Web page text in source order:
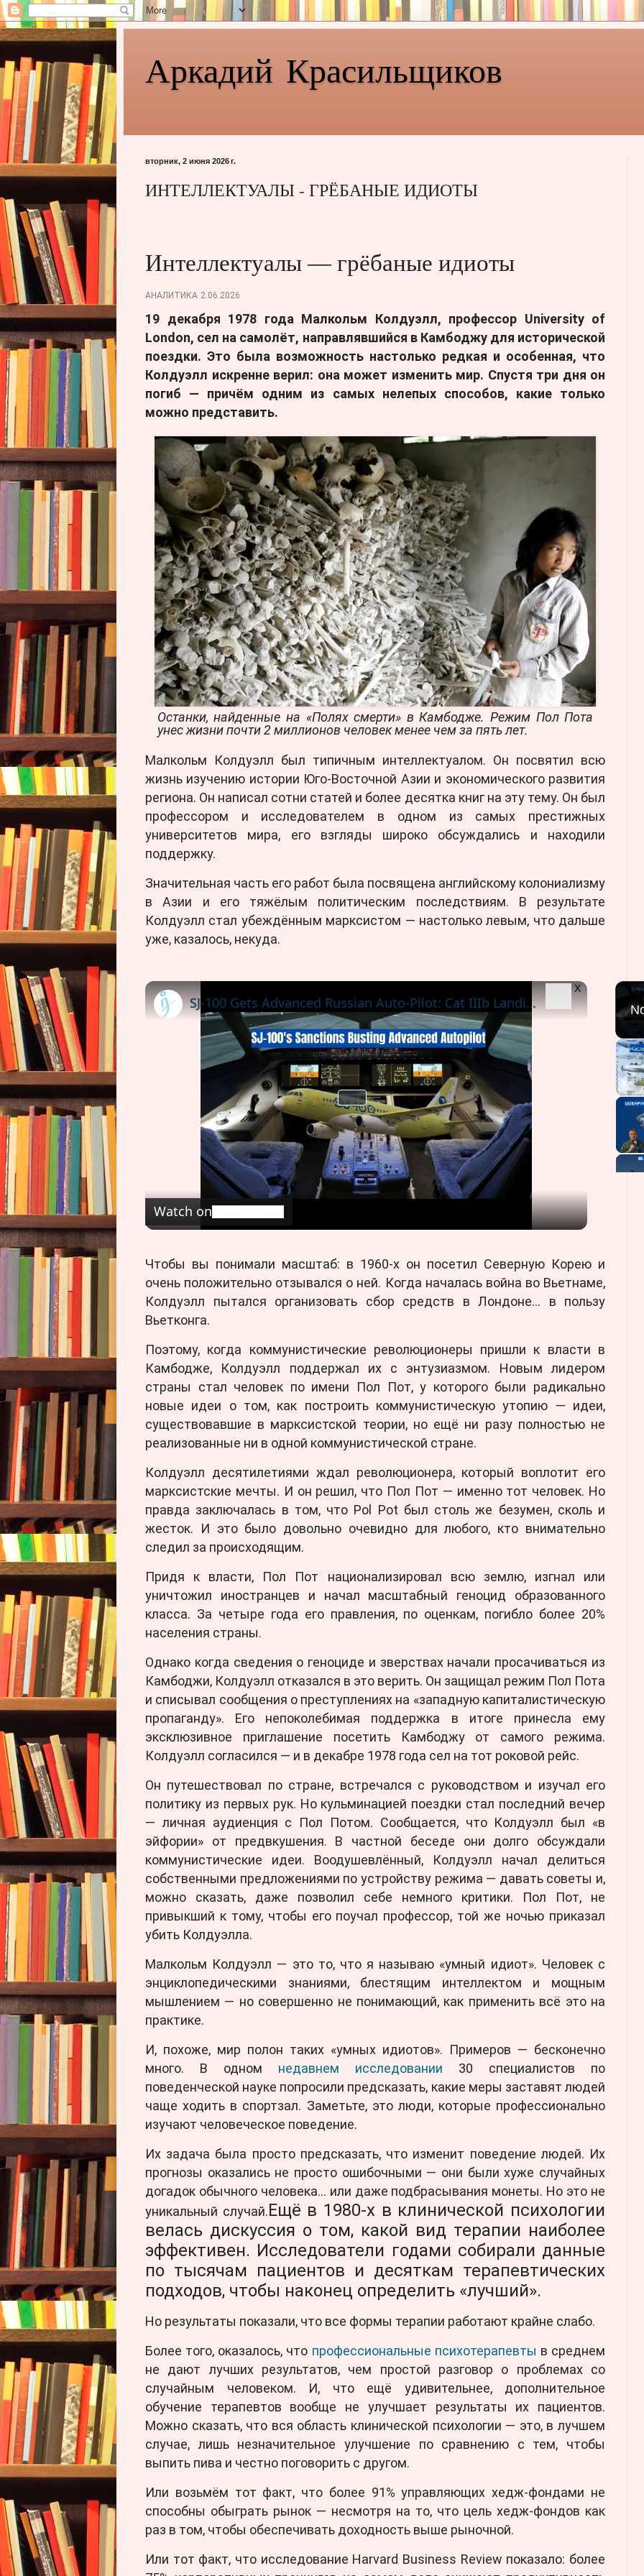
Аркадий Красильщиков
вторник, 2 июня 2026 г.
ИНТЕЛЛЕКТУАЛЫ - ГРЁБАНЫЕ ИДИОТЫ
Интеллектуалы — грёбаные идиоты
АНАЛИТИКА 2.06.2026
19 декабря 1978 года Малкольм Колдуэлл, профессор University of
London, сел на самолёт, направлявшийся в Камбоджу для исторической
поездки. Это была возможность настолько редкая и особенная, что
Колдуэлл искренне верил: она может изменить мир. Спустя три дня он
погиб — причём одним из самых нелепых способов, какие только
можно представить.
Останки, найденные на «Полях смерти» в Камбодже. Режим Пол Пота
унес жизни почти 2 миллионов человек менее чем за пять лет.
Малкольм Колдуэлл был типичным интеллектуалом. Он посвятил всю
жизнь изучению истории Юго-Восточной Азии и экономического развития
региона. Он написал сотни статей и более десятка книг на эту тему. Он был
профессором и исследователем в одном из самых престижных
университетов мира, его взгляды широко обсуждались и находили
поддержку.
Значительная часть его работ была посвящена английскому колониализму
в Азии и его тяжёлым политическим последствиям. В результате
Колдуэлл стал убеждённым марксистом — настолько левым, что дальше
уже, казалось, некуда.
x
P
l
a
y
V
i
o
SJ-100 Gets Advanced Russian Auto-Pilot: Cat IIIb Landings & More
Watch on
Чтобы вы понимали масштаб: в 1960-х он посетил Северную Корею и
очень положительно отзывался о ней. Когда началась война во Вьетнаме,
Колдуэлл пытался организовать сбор средств в Лондоне… в пользу
Вьетконга.
Поэтому, когда коммунистические революционеры пришли к власти в
Камбодже, Колдуэлл поддержал их с энтузиазмом. Новым лидером
страны стал человек по имени Пол Пот, у которого были радикально
новые идеи о том, как построить коммунистическую утопию — идеи,
существовавшие в марксистской теории, но ещё ни разу полностью не
реализованные ни в одной коммунистической стране.
Колдуэлл десятилетиями ждал революционера, который воплотит его
марксистские мечты. И он решил, что Пол Пот — именно тот человек. Но
правда заключалась в том, что Pol Pot был столь же безумен, сколь и
жесток. И это было довольно очевидно для любого, кто внимательно
следил за происходящим.
Придя к власти, Пол Пот национализировал всю землю, изгнал или
уничтожил иностранцев и начал масштабный геноцид образованного
класса. За четыре года его правления, по оценкам, погибло более 20%
населения страны.
Однако когда сведения о геноциде и зверствах начали просачиваться из
Камбоджи, Колдуэлл отказался в это верить. Он защищал режим Пол Пота
и списывал сообщения о преступлениях на «западную капиталистическую
пропаганду». Его непоколебимая поддержка в итоге принесла ему
эксклюзивное приглашение посетить Камбоджу от самого режима.
Колдуэлл согласился — и в декабре 1978 года сел на тот роковой рейс.
Он путешествовал по стране, встречался с руководством и изучал его
политику из первых рук. Но кульминацией поездки стал последний вечер
— личная аудиенция с Пол Потом. Сообщается, что Колдуэлл был «в
эйфории» от предвкушения. В частной беседе они долго обсуждали
коммунистические идеи. Воодушевлённый, Колдуэлл начал делиться
собственными предложениями по устройству режима — давать советы и,
можно сказать, даже позволил себе немного критики. Пол Пот, не
привыкший к тому, чтобы его поучал профессор, той же ночью приказал
убить Колдуэлла.
Малкольм Колдуэлл — это то, что я называю «умный идиот». Человек с
энциклопедическими знаниями, блестящим интеллектом и мощным
мышлением — но совершенно не понимающий, как применить всё это на
практике.
И, похоже, мир полон таких «умных идиотов». Примеров — бесконечно
много. В одном недавнем исследовании 30 специалистов по
поведенческой науке попросили предсказать, какие меры заставят людей
чаще ходить в спортзал. Заметьте, это люди, которые профессионально
изучают человеческое поведение.
Их задача была просто предсказать, что изменит поведение людей. Их
прогнозы оказались не просто ошибочными — они были хуже случайных
догадок обычного человека… или даже подбрасывания монеты. Но это не
уникальный случай.Ещё в 1980-х в клинической психологии
велась дискуссия о том, какой вид терапии наиболее
эффективен. Исследователи годами собирали данные
по тысячам пациентов и десяткам терапевтических
подходов, чтобы наконец определить «лучший».
Но результаты показали, что все формы терапии работают крайне слабо.
Более того, оказалось, что профессиональные психотерапевты в среднем
не дают лучших результатов, чем простой разговор о проблемах со
случайным человеком. И, что ещё удивительнее, дополнительное
обучение терапевтов вообще не улучшает результаты их пациентов.
Можно сказать, что вся область клинической психологии — это, в лучшем
случае, лишь незначительное улучшение по сравнению с тем, чтобы
выпить пива и честно поговорить с другом.
Или возьмём тот факт, что более 91% управляющих хедж-фондами не
способны обыграть рынок — несмотря на то, что цель хедж-фондов как
раз в том, чтобы обеспечивать доходность выше рыночной.
Или тот факт, что исследование Harvard Business Review показало: более